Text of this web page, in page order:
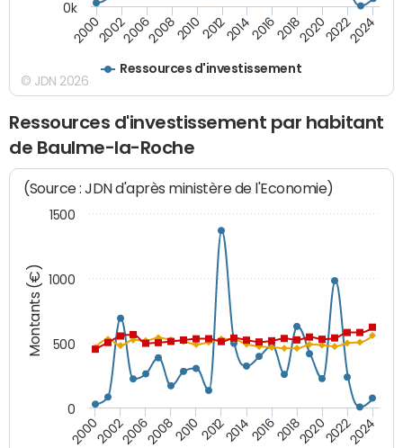
Ressources d'investissement
200020022006200820102012201420162018202020222024
0k
© JDN 2026
Ressources d'investissement par habitant
de Baulme-la-Roche
Montants (€)
(Source : JDN d'après ministère de l'Economie)
200020022006200820102012201420162018202020222024
0
500
1000
1500